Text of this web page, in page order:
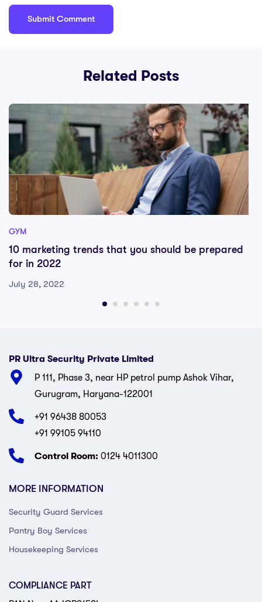
Related Posts
GYM
10 marketing trends that you should be prepared
for in 2022
July 28, 2022
PR Ultra Security Private Limited
P 111, Phase 3, near HP petrol pump Ashok Vihar,
Gurugram, Haryana-122001
+91 96438 80053
+91 99105 94110
Control Room: 0124 4011300
MORE INFORMATION
Security Guard Services
Pantry Boy Services
Housekeeping Services
COMPLIANCE PART